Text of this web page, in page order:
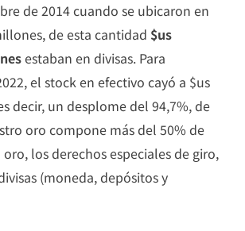
de 2014 cuando se ubicaron en
de esta cantidad $us
estaban en divisas. Para
el stock en efectivo cayó a $us
decir, un desplome del 94,7%, de
oro compone más del 50% de
oro, los derechos especiales de giro,
(moneda, depósitos y